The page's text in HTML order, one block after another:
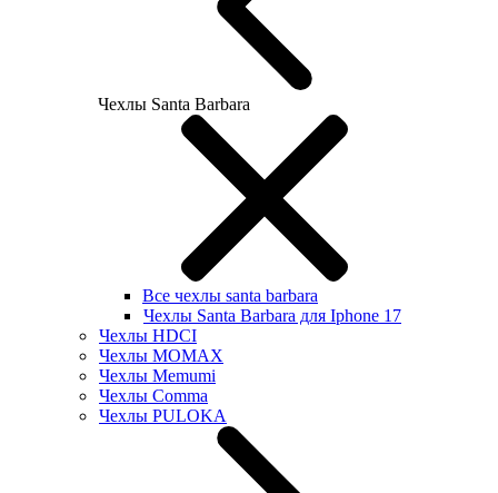
Чехлы Santa Barbara
Все чехлы santa barbara
Чехлы Santa Barbara для Iphone 17
Чехлы HDCI
Чехлы MOMAX
Чехлы Memumi
Чехлы Comma
Чехлы PULOKA